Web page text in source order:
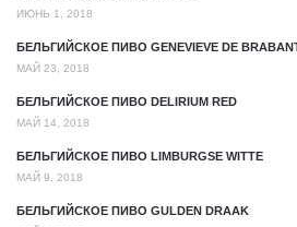
ИЮНЬ 1, 2018
БЕЛЬГИЙСКОЕ ПИВО GENEVIEVE DE
МАЙ 23, 2018
БЕЛЬГИЙСКОЕ ПИВО DELIRIUM RED
МАЙ 14, 2018
БЕЛЬГИЙСКОЕ ПИВО LIMBURGSE WITTE
МАЙ 9, 2018
БЕЛЬГИЙСКОЕ ПИВО GULDEN DRAAK